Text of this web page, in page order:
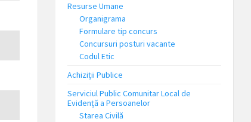
Resurse Umane
Organigrama
Formulare tip concurs
Concursuri posturi vacante
Codul Etic
Achiziții Publice
Serviciul Public Comunitar Local de
Evidență a Persoanelor
Starea Civilă